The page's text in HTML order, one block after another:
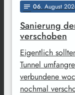
notes 06. August
Sanierung
verschoben
Eigentlich
Tunnel
verbundene
nochmal